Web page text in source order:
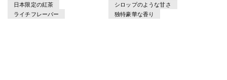
日本限定の紅茶
ライチフレーバー
シロップのような甘さ
独特豪華な香り